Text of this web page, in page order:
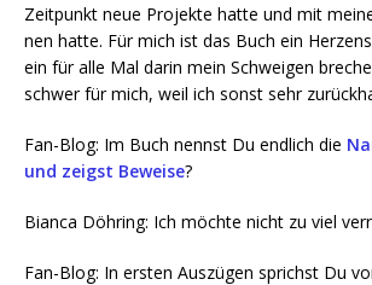
Zeit­punkt neue Pro­jek­te hat­te und mit
nen hat­te. Für mich ist das Buch ein
ein für alle Mal dar­in mein Schwei­gen
schwer für mich, weil ich sonst sehr
Fan-Blog: Im Buch nennst Du end­lich die
und zeigst Bewei­se?
Bian­ca Döh­ring: Ich möch­te nicht zu viel
Fan-Blog: In ers­ten Aus­zü­gen sprichst Du